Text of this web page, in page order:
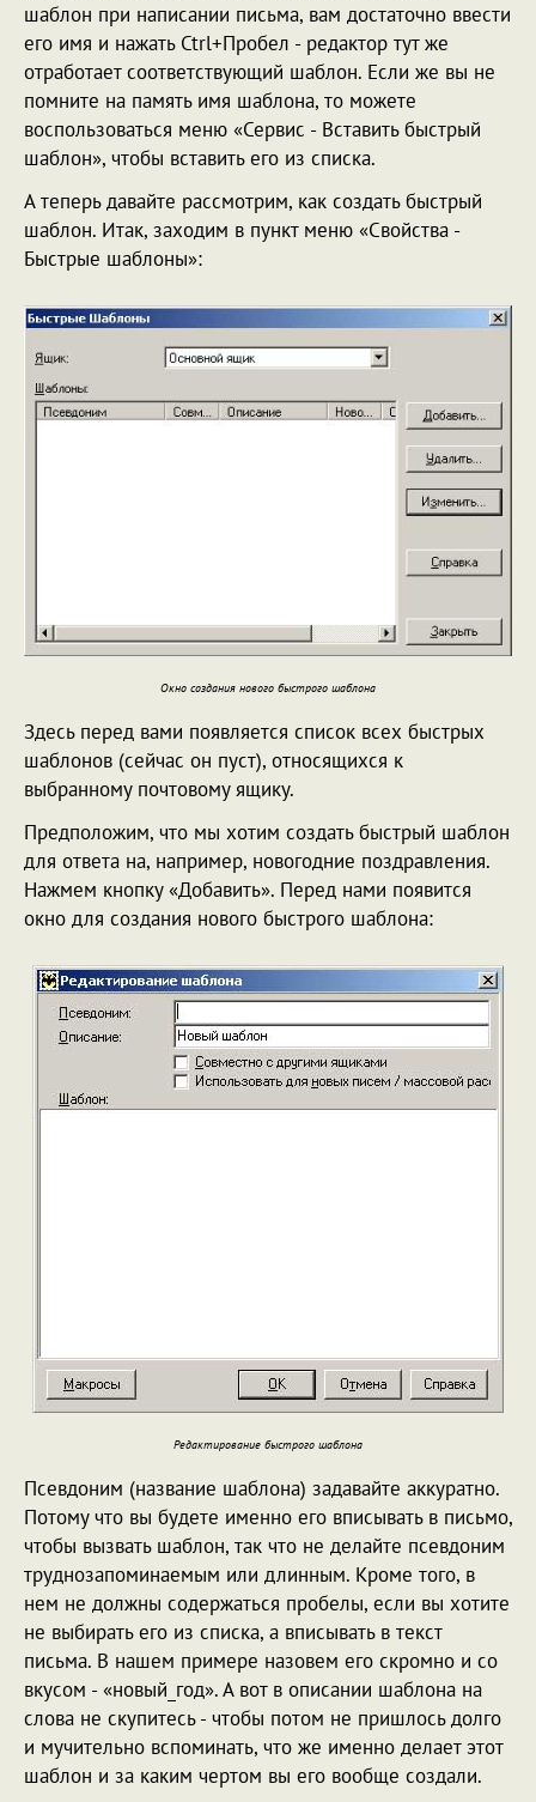
шаблон при написании письма, вам достаточно ввести
его имя и нажать Ctrl+Пробел - редактор тут же
отработает соответствующий шаблон. Если же вы не
помните на память имя шаблона, то можете
воспользоваться меню «Сервис - Вставить быстрый
шаблон», чтобы вставить его из списка.
А теперь давайте рассмотрим, как создать быстрый
шаблон. Итак, заходим в пункт меню «Свойства -
Быстрые шаблоны»:
Окно создания нового быстрого шаблона
Здесь перед вами появляется список всех быстрых
шаблонов (сейчас он пуст), относящихся к
выбранному почтовому ящику.
Предположим, что мы хотим создать быстрый шаблон
для ответа на, например, новогодние поздравления.
Нажмем кнопку «Добавить». Перед нами появится
окно для создания нового быстрого шаблона:
Редактирование быстрого шаблона
Псевдоним (название шаблона) задавайте аккуратно.
Потому что вы будете именно его вписывать в письмо,
чтобы вызвать шаблон, так что не делайте псевдоним
труднозапоминаемым или длинным. Кроме того, в
нем не должны содержаться пробелы, если вы хотите
не выбирать его из списка, а вписывать в текст
письма. В нашем примере назовем его скромно и со
вкусом - «новый_год». А вот в описании шаблона на
слова не скупитесь - чтобы потом не пришлось долго
и мучительно вспоминать, что же именно делает этот
шаблон и за каким чертом вы его вообще создали.